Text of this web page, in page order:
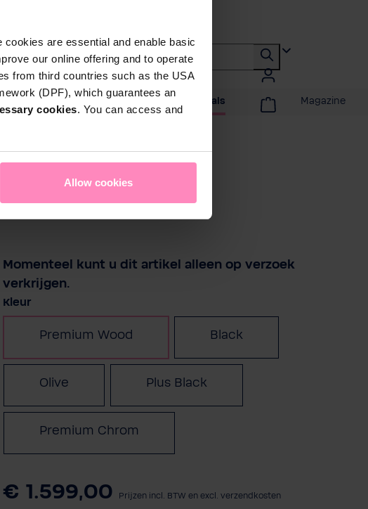
are essential and enable basic
our online offering and to operate
from third countries such as the USA
(DPF), which guarantees an
cookies. You can access and
Allow cookies
& Vrije tijd Acties & Specials Magazine
Momenteel kunt u dit artikel alleen op verzoek
verkrijgen.
Selecteer
Kleur
Premium Wood Black
Olive Plus Black
Premium Chrom
€ 1.599,00 Prijzen incl. BTW en excl. verzendkosten